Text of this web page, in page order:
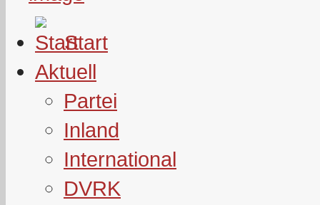
Start
Aktuell
Partei
Inland
International
DVRK